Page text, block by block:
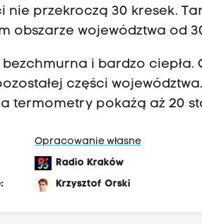
nie przekroczą 30 kresek.
obszarze województwa od
bezchmurna i bardzo ciepła.
części
termometry pokażą aż 20
Opracowanie własne
Radio Kraków
Krzysztof Orski